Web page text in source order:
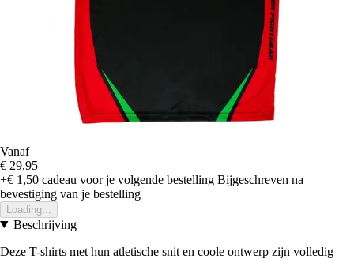
Vanaf
€ 29,95
+€ 1,50 cadeau voor je volgende bestelling Bijgeschreven na
bevestiging van je bestelling
Loading...
Beschrijving
Deze T-shirts met hun atletische snit en coole ontwerp zijn volledig